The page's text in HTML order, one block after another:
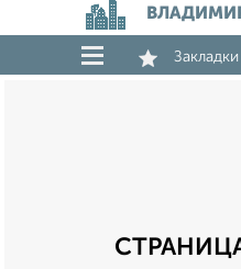
Закладки